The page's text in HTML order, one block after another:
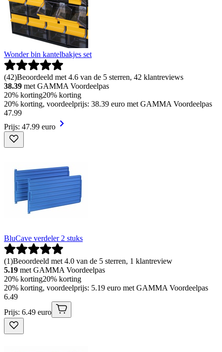
Wonder bin kantelbakjes set
(42)Beoordeeld met 4.6 van de 5 sterren, 42 klantreviews
38.39 met GAMMA Voordeelpas
20% korting20% korting
20% korting, voordeelprijs: 38.39 euro met GAMMA Voordeelpas
47.99
Prijs: 47.99 euro
BluCave verdeler 2 stuks
(1)Beoordeeld met 4.0 van de 5 sterren, 1 klantreview
5.19 met GAMMA Voordeelpas
20% korting20% korting
20% korting, voordeelprijs: 5.19 euro met GAMMA Voordeelpas
6.49
Prijs: 6.49 euro